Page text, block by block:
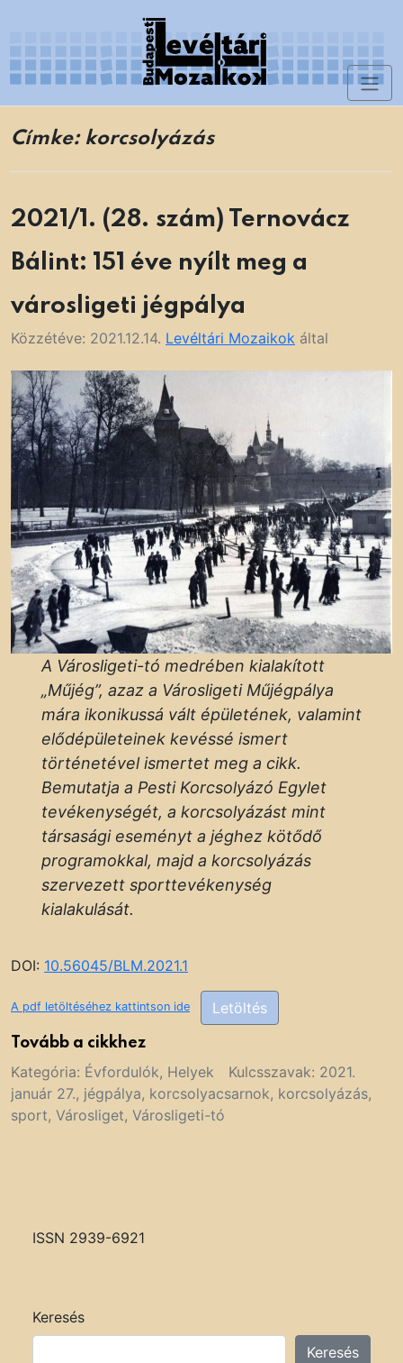
content
Címke: korcsolyázás
2021/1. (28. szám) Ternovácz
Bálint: 151 éve nyílt meg a
városligeti jégpálya
Közzétéve: 2021.12.14. Levéltári Mozaikok által
A Városligeti-tó medrében kialakított
„Műjég”, azaz a Városligeti Műjégpálya
mára ikonikussá vált épületének, valamint
elődépületeinek kevéssé ismert
történetével ismertet meg a cikk.
Bemutatja a Pesti Korcsolyázó Egylet
tevékenységét, a korcsolyázást mint
társasági eseményt a jéghez kötődő
programokkal, majd a korcsolyázás
szervezett sporttevékenység
kialakulását.
DOI: 10.56045/BLM.2021.1
A pdf letöltéséhez kattintson ide Letöltés
Tovább a cikkhez
Kategória: Évfordulók, Helyek Kulcsszavak: 2021.
január 27., jégpálya, korcsolyacsarnok, korcsolyázás,
sport, Városliget, Városligeti-tó
ISSN 2939-6921
Keresés
Keresés